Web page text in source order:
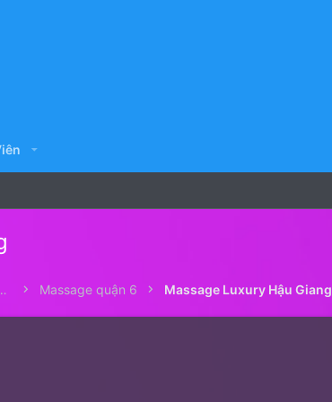
- Matxa Sài Gòn Massage quận 6 Massage Luxury Hậu Giang